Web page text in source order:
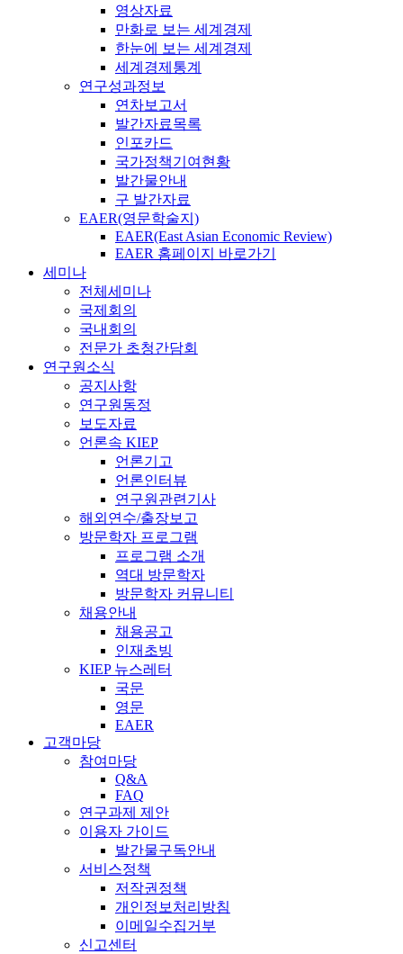
영상자료
만화로 보는 세계경제
한눈에 보는 세계경제
세계경제통계
연구성과정보
연차보고서
발간자료목록
인포카드
국가정책기여현황
발간물안내
구 발간자료
EAER(영문학술지)
EAER(East Asian Economic Review)
EAER 홈페이지 바로가기
세미나
전체세미나
국제회의
국내회의
전문가 초청간담회
연구원소식
공지사항
연구원동정
보도자료
언론속 KIEP
언론기고
언론인터뷰
연구원관련기사
해외연수/출장보고
방문학자 프로그램
프로그램 소개
역대 방문학자
방문학자 커뮤니티
채용안내
채용공고
인재초빙
KIEP 뉴스레터
국문
영문
EAER
고객마당
참여마당
Q&A
FAQ
연구과제 제안
이용자 가이드
발간물구독안내
서비스정책
저작권정책
개인정보처리방침
이메일수집거부
신고센터